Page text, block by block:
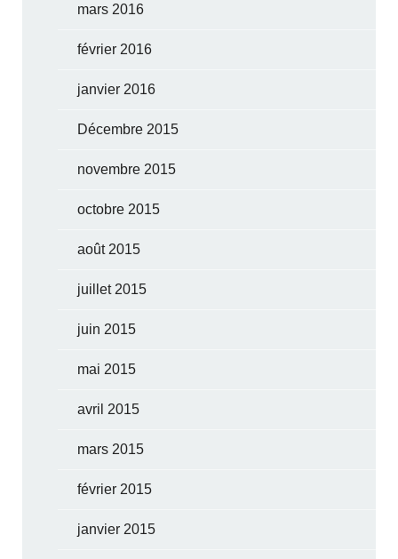
mars 2016
février 2016
janvier 2016
Décembre 2015
novembre 2015
octobre 2015
août 2015
juillet 2015
juin 2015
mai 2015
avril 2015
mars 2015
février 2015
janvier 2015